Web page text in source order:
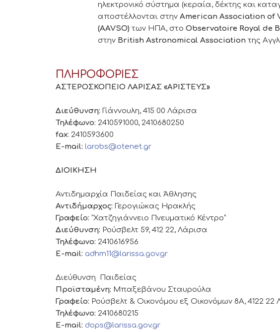
ηλεκτρονικό σύστημα (κεραία, δέκτης και
αποστέλλονται στην American Association of
(AAVSO) των ΗΠΑ, στο Observatoire Royal de
στην British Astronomical Association της
ΠΛΗΡΟΦΟΡΙΕΣ
ΑΣΤΕΡΟΣΚΟΠΕΙΟ ΛΑΡΙΣΑΣ «ΑΡΙΣΤΕΥΣ»
Διεύθυνση: Γιάννουλη, 415 00 Λάρισα
Τηλέφωνο: 2410591000, 2410680250
fax: 2410593600
E-mail: larobs@otenet.gr
ΔΙΟΙΚΗΣΗ
Αντιδημαρχία Παιδείας και Άθλησης
Αντιδήμαρχος: Γερογιώκας Ηρακλής
Γραφείο: “Χατζηγιάννειο Πνευματικό Κέντρο”
Διεύθυνση: Ρούσβελτ 59, 412 22, Λάρισα
Τηλέφωνο: 2410616956
E-mail: adhm11@larissa.gov.gr
Διεύθυνση Παιδείας
Προϊσταμένη: Μπαξεβάνου Σταυρούλα
Γραφείο: Ρούσβελτ & Οικονόμου εξ Οικονόμων 8Α, 4122 22
Τηλέφωνο: 2410680215
E-mail: dops@larissa.gov.gr